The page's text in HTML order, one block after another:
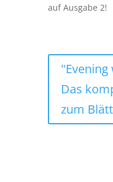
auf Ausgabe 2!
Das
zum